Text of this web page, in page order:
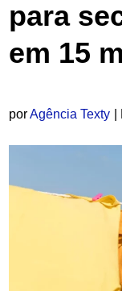
para
em 15
porAgência Texty